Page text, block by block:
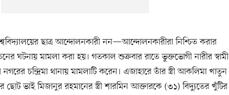
ছাত্র আন্দোলনকারী নন—আন্দোলনকারীরা নিশ্চিত করার
ঘটনায় মামলা করা হয়। গতকাল শুক্রবার রাতে ভুক্তভোগী নারীর স্বামী
চন্দ্রিমা থানায় মামলাটি করেন। এজাহারে তাঁর স্ত্রী আকলিমা খাতুন
ভাই মিজানুর রহমানের স্ত্রী শারমিন আক্তারকে (৩১) বিদ্যুতের খুঁটির